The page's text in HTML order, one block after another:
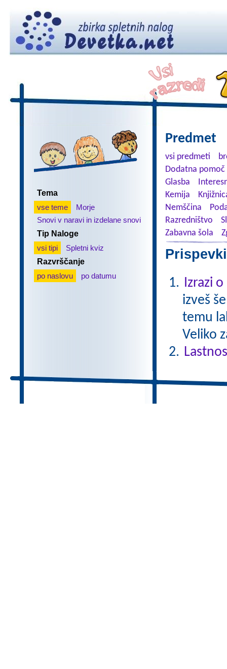
Tema
vse teme
Morje
Snovi v naravi in izdelane snovi
Tip Naloge
vsi tipi
Spletni kviz
Razvrščanje
po naslovu
po datumu
Predmet
vsi predmeti
Dodatna
Glasba
Kemija
Nemščina
Razredništvo
Zabavna šola
Izrazi
izveš
temu
Veliko